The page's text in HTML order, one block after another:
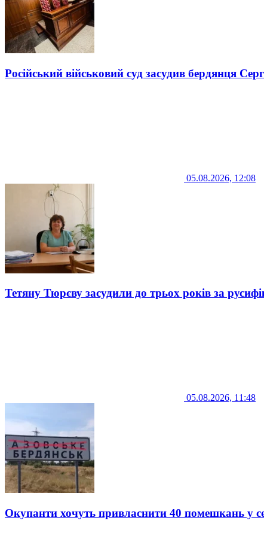
Російський військовий суд засудив бердянця
05.08.2026, 12:08
Тетяну Тюрєву засудили до трьох років за
05.08.2026, 11:48
Окупанти хочуть привласнити 40 помешкань у